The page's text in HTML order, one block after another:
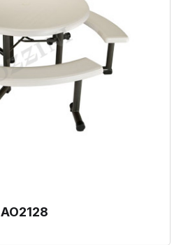
AO2128